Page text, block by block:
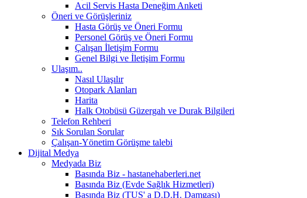
Acil Servis Hasta Deneğim Anketi
Öneri ve Görüşleriniz
Hasta Görüş ve Öneri Formu
Personel Görüş ve Öneri Formu
Çalışan İletişim Formu
Genel Bilgi ve İletişim Formu
Ulaşım..
Nasıl Ulaşılır
Otopark Alanları
Harita
Halk Otobüsü Güzergah ve Durak Bilgileri
Telefon Rehberi
Sık Sorulan Sorular
Çalışan-Yönetim Görüşme talebi
Dijital Medya
Medyada Biz
Basında Biz - hastanehaberleri.net
Basında Biz (Evde Sağlık Hizmetleri)
Basında Biz (TUS' a D.D.H. Damgası)